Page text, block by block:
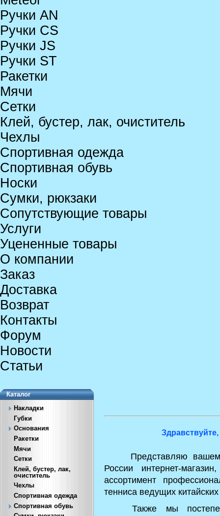
Ручки AN
Ручки CS
Ручки JS
Ручки ST
Ракетки
Мячи
Сетки
Клей, бустер, лак, очиститель
Чехлы
Спортивная одежда
Спортивная обувь
Носки
Сумки, рюкзаки
Сопутствующие товары
Услуги
Уцененные товары
О компании
Заказ
Доставка
Возврат
Контакты
Форум
Новости
Статьи
Каталог
Накладки
Губки
Основания
Ракетки
Мячи
Сетки
Клей, бустер, лак,
очиститель
Чехлы
Спортивная одежда
Спортивная обувь
Представляю вашему
России интернет-
ассортимент
тенниса ведущих
Также мы